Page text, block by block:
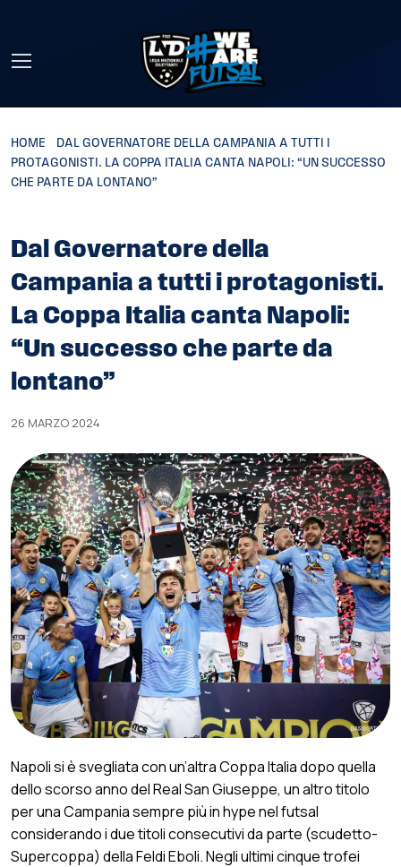
HOME
DAL GOVERNATORE DELLA CAMPANIA A TUTTI I
PROTAGONISTI. LA COPPA ITALIA CANTA NAPOLI: “UN SUCCESSO
CHE PARTE DA LONTANO”
Dal Governatore della
Campania a tutti i protagonisti.
La Coppa Italia canta Napoli:
“Un successo che parte da
lontano”
26 MARZO 2024
Napoli si è svegliata con un’altra Coppa Italia dopo quella
dello scorso anno del Real San Giuseppe, un altro titolo
per una Campania sempre più in hype nel futsal
considerando i due titoli consecutivi da parte (scudetto-
Supercoppa) della Feldi Eboli. Negli ultimi cinque trofei